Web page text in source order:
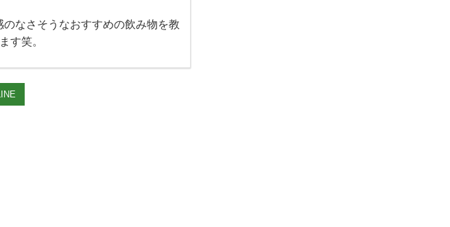
なさそうなおすすめの飲み物を教
す笑。